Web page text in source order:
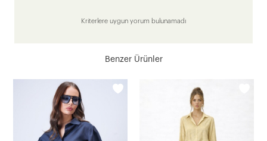
Kriterlere uygun yorum bulunamadı
Benzer Ürünler